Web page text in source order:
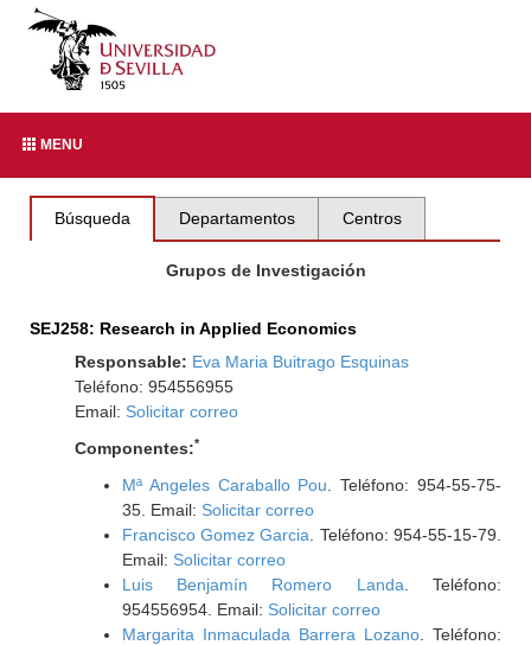
MENU
Búsqueda Departamentos Centros
Grupos de Investigación
SEJ258: Research in Applied Economics
Responsable: Eva Maria Buitrago Esquinas
Teléfono: 954556955
Email: Solicitar correo
Componentes:*
Mª Angeles Caraballo Pou . Teléfono: 954-55-75-
35. Email: Solicitar correo
Francisco Gomez Garcia . Teléfono: 954-55-15-79.
Email: Solicitar correo
Luis Benjamín Romero Landa . Teléfono:
954556954. Email: Solicitar correo
Margarita Inmaculada Barrera Lozano. Teléfono: